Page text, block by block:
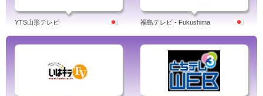
YTS山形テレビ 福島テレビ - Fukushima